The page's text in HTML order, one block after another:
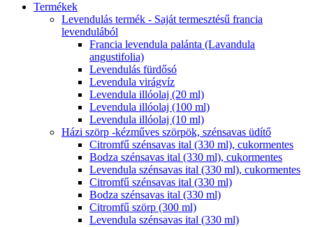
Termékek
Levendulás termék - Saját termesztésű francia
levendulából
Francia levendula palánta (Lavandula
angustifolia)
Levendulás fürdősó
Levendula virágvíz
Levendula illóolaj (20 ml)
Levendula illóolaj (100 ml)
Levendula illóolaj (10 ml)
Házi szörp -kézműves szörpök, szénsavas üdítő
Citromfű szénsavas ital (330 ml), cukormentes
Bodza szénsavas ital (330 ml), cukormentes
Levendula szénsavas ital (330 ml), cukormentes
Citromfű szénsavas ital (330 ml)
Bodza szénsavas ital (330 ml)
Citromfű szörp (300 ml)
Levendula szénsavas ital (330 ml)